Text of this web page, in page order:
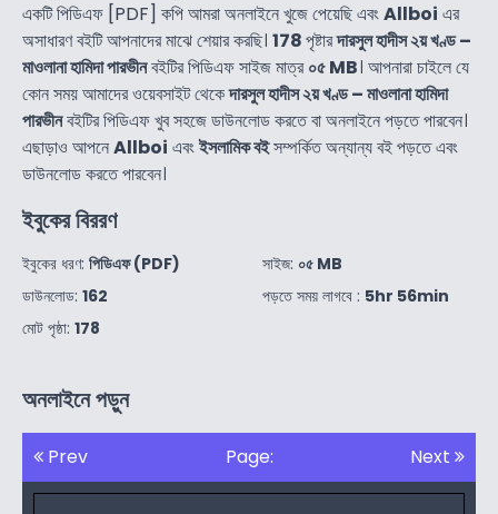
একটি পিডিএফ [PDF] কপি আমরা অনলাইনে খুজে পেয়েছি এবংAllboi এর
অসাধারণ বইটি আপনাদের মাঝে শেয়ার করছি। 178পৃষ্টারদারসুল হাদীস ২য় খণ্ড –
মাওলানা হামিদা পারভীনবইটির পিডিএফ সাইজ মাত্র০৫ MB। আপনারা চাইলে যে
কোন সময় আমাদের ওয়েবসাইট থেকেদারসুল হাদীস ২য় খণ্ড – মাওলানা হামিদা
পারভীনবইটির পিডিএফ খুব সহজে ডাউনলোড করতে বা অনলাইনে পড়তে পারবেন।
এছাড়াও আপনেAllboi এবংইসলামিক বইসম্পর্কিত অন্যান্য বই পড়তে এবং
ডাউনলোড করতে পারবেন।
ইবুকের বিররণ
ইবুকের ধরণ: পিডিএফ (PDF)
ডাউনলোড: 162
মোট পৃষ্ঠা: 178
সাইজ: ০৫ MB
পড়তে সময় লাগবে : 5hr 56min
অনলাইনে পড়ুন
Prev Page: Next